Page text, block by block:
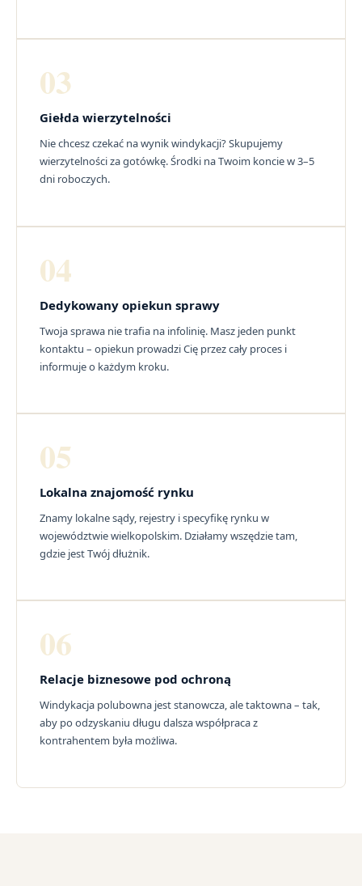
03
Giełda wierzytelności
Nie chcesz czekać na wynik windykacji? Skupujemy
wierzytelności za gotówkę. Środki na Twoim koncie w 3–5
dni roboczych.
04
Dedykowany opiekun sprawy
Twoja sprawa nie trafia na infolinię. Masz jeden punkt
kontaktu – opiekun prowadzi Cię przez cały proces i
informuje o każdym kroku.
05
Lokalna znajomość rynku
Znamy lokalne sądy, rejestry i specyfikę rynku w
województwie wielkopolskim. Działamy wszędzie tam,
gdzie jest Twój dłużnik.
06
Relacje biznesowe pod ochroną
Windykacja polubowna jest stanowcza, ale taktowna – tak,
aby po odzyskaniu długu dalsza współpraca z
kontrahentem była możliwa.